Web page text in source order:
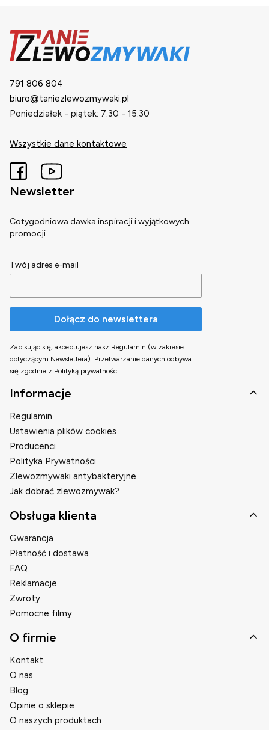
791 806 804
biuro@taniezlewozmywaki.pl
Poniedziałek - piątek: 7:30 - 15:30
Wszystkie dane kontaktowe
Newsletter
Cotygodniowa dawka inspiracji i wyjątkowych
promocji.
Twój adres e-mail
Dołącz do newslettera
Zapisując się, akceptujesz nasz Regulamin (w zakresie
dotyczącym Newslettera). Przetwarzanie danych odbywa
się zgodnie z Polityką prywatności.
Linki w stopce
Informacje
Regulamin
Ustawienia plików cookies
Producenci
Polityka Prywatności
Zlewozmywaki antybakteryjne
Jak dobrać zlewozmywak?
Obsługa klienta
Gwarancja
Płatność i dostawa
FAQ
Reklamacje
Zwroty
Pomocne filmy
O firmie
Kontakt
O nas
Blog
Opinie o sklepie
O naszych produktach